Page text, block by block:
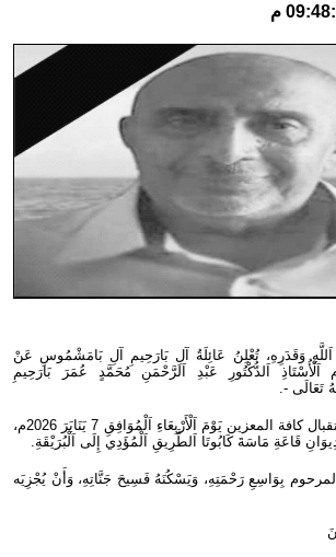
وَقَدَرِهِ، تُعْلِنُ عَائِلَةُ آلِ بَارَحِيمِ آلِ بَامَشْمُوسِ عَنْ
اَلْأُسْتَاذِ اَلدُّكْتُورِ عَبْدِ اَلرَّحْمَنِ مُحَمَّدٍ عُمَرَ بَارَحِيمِ
تَعَالَى -.
و تتشَرِّفُ اَلْعَائِلَةُ بإستقبال كافة المعزين يَوْمَ اَلْأَرْبِعَاءِ اَلْمُوَافِقِ 7 يَنَايَرَ 2026م،
قَاعَةِ مَاسَةَ كَابُوتَا اَلطَّرِيقِ اَلْمُؤَدِي إِلَى اَلْبُرَيْقَةِ.
بِوَاسِعِ رَحْمَتِهِ، وَيَسْكُنَهُ فَسِيحَ جَنَّاتِهِ، وَأَنْ يُجْزِيَه